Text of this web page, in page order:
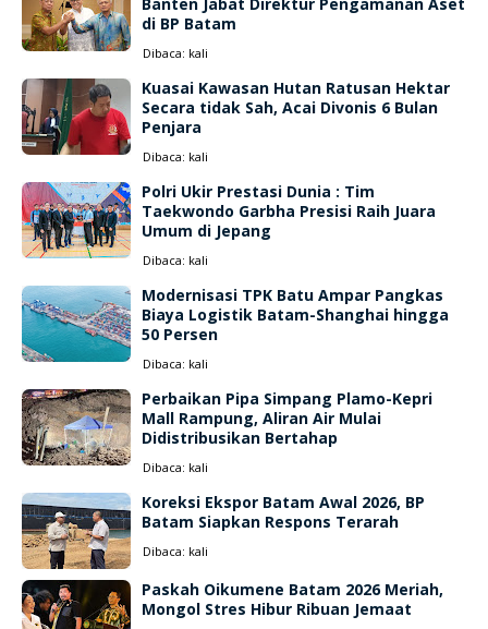
di BP Batam
Dibaca: kali
Kuasai Kawasan Hutan Ratusan Hektar
Secara tidak Sah, Acai Divonis 6 Bulan
Penjara
Dibaca: kali
Polri Ukir Prestasi Dunia : Tim
Taekwondo Garbha Presisi Raih Juara
Umum di Jepang
Dibaca: kali
Modernisasi TPK Batu Ampar Pangkas
Biaya Logistik Batam-Shanghai hingga
50 Persen
Dibaca: kali
Perbaikan Pipa Simpang Plamo-Kepri
Mall Rampung, Aliran Air Mulai
Didistribusikan Bertahap
Dibaca: kali
Koreksi Ekspor Batam Awal 2026, BP
Batam Siapkan Respons Terarah
Dibaca: kali
Paskah Oikumene Batam 2026 Meriah,
Mongol Stres Hibur Ribuan Jemaat